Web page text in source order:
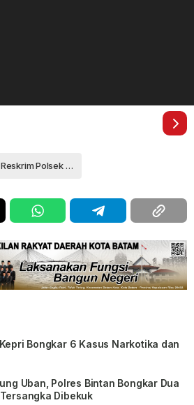
Unit Reskrim Polsek Bintan Timur
Bongkar 6 Kasus Narkotika dan
Uban, Polres Bintan Bongkar Dua
Dibekuk